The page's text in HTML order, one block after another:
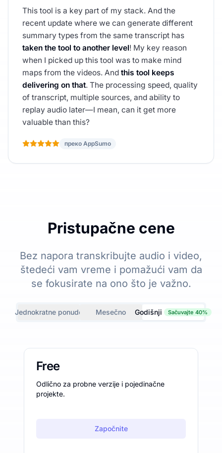
This tool is a key part of my stack. And the
recent update where we can generate different
summary types from the same transcript has
taken the tool to another level! My key reason
when I picked up this tool was to make mind
maps from the videos. And this tool keeps
delivering on that. The processing speed, quality
of transcript, multiple sources, and ability to
replay audio later—I mean, can it get more
valuable than this?
преко AppSumo
Pristupačne cene
Bez napora transkribujte audio i video,
štedeći vam vreme i pomažući vam da
se fokusirate na ono što je važno.
Jednokratne ponude Mesečno Godišnji Sačuvajte 40%
Free
Odlično za probne verzije i pojedinačne
projekte.
Započnite